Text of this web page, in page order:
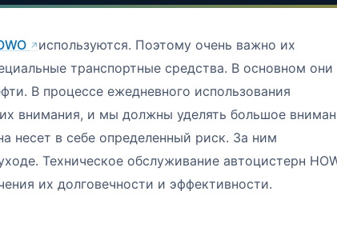
используются. Поэтому очень важно их
транспортные средства. В основном они
В процессе ежедневного использования
внимания, и мы должны уделять большое
несет в себе определенный риск. За ним
Техническое обслуживание автоцистерн
их долговечности и эффективности.